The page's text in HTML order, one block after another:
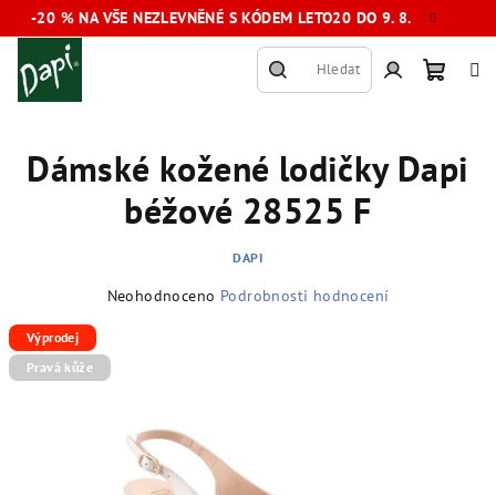
Přejít
na
-20 % NA VŠE NEZLEVNĚNÉ S KÓDEM LETO20 DO 9. 8.
Hledat
košík
Dámské kožené lodičky Dapi
béžové 28525 F
DAPI
produktu
je
0,0
Neohodnoceno Podrobnosti hodnocení
Výprodej
Pravá kůže